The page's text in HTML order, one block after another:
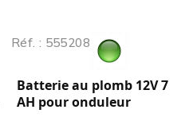
Réf. : 555208
Batterie au plomb 12V 7
AH pour onduleur